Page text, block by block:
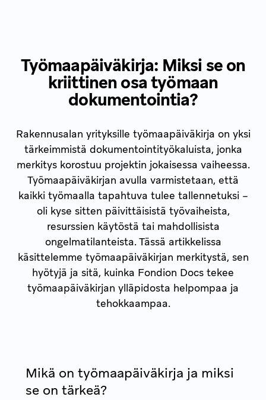
Työmaapäiväkirja: Miksi se on
kriittinen osa työmaan
dokumentointia?
Rakennusalan yrityksille työmaapäiväkirja on yksi
tärkeimmistä dokumentointityökaluista, jonka
merkitys korostuu projektin jokaisessa vaiheessa.
Työmaapäiväkirjan avulla varmistetaan, että
kaikki työmaalla tapahtuva tulee tallennetuksi –
oli kyse sitten päivittäisistä työvaiheista,
resurssien käytöstä tai mahdollisista
ongelmatilanteista. Tässä artikkelissa
käsittelemme työmaapäiväkirjan merkitystä, sen
hyötyjä ja sitä, kuinka Fondion Docs tekee
työmaapäiväkirjan ylläpidosta helpompaa ja
tehokkaampaa.
Mikä on työmaapäiväkirja ja miksi
se on tärkeä?